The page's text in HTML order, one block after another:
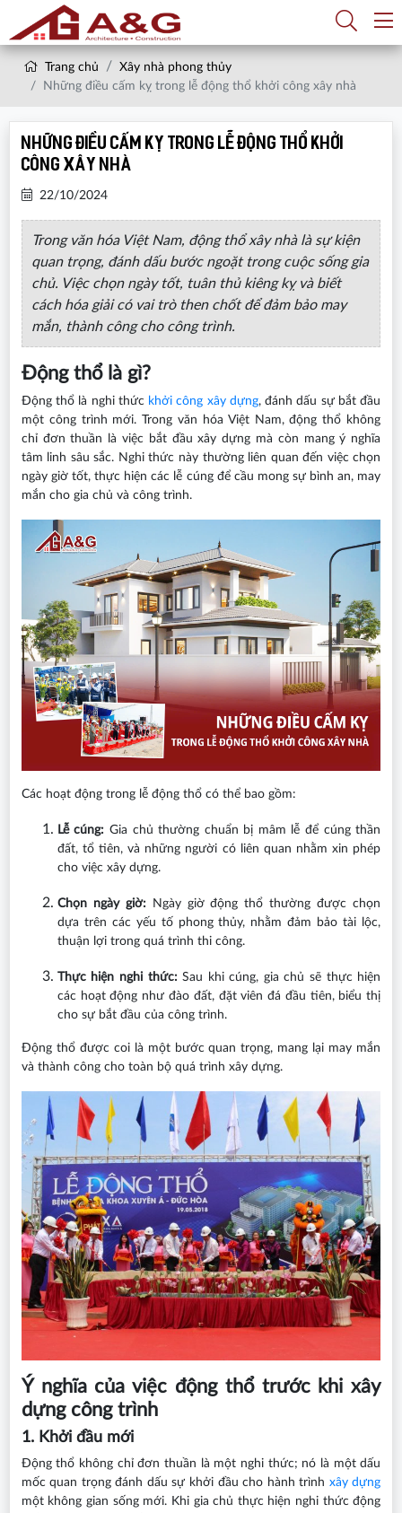
Trang chủ
Xây nhà phong thủy
Những điều cấm kỵ trong lễ động thổ khởi công xây nhà
Những điều cấm kỵ trong lễ động thổ khởi
công xây nhà
22/10/2024
Trong văn hóa Việt Nam, động thổ xây nhà là sự kiện
quan trọng, đánh dấu bước ngoặt trong cuộc sống gia
chủ. Việc chọn ngày tốt, tuân thủ kiêng kỵ và biết
cách hóa giải có vai trò then chốt để đảm bảo may
mắn, thành công cho công trình.
Động thổ là gì?
Động thổ là nghi thức khởi công xây dựng, đánh dấu sự bắt đầu
một công trình mới. Trong văn hóa Việt Nam, động thổ không
chỉ đơn thuần là việc bắt đầu xây dựng mà còn mang ý nghĩa
tâm linh sâu sắc. Nghi thức này thường liên quan đến việc chọn
ngày giờ tốt, thực hiện các lễ cúng để cầu mong sự bình an, may
mắn cho gia chủ và công trình.
Các hoạt động trong lễ động thổ có thể bao gồm:
Lễ cúng: Gia chủ thường chuẩn bị mâm lễ để cúng thần
đất, tổ tiên, và những người có liên quan nhằm xin phép
cho việc xây dựng.
Chọn ngày giờ:Ngày giờ động thổ thường được chọn
dựa trên các yếu tố phong thủy, nhằm đảm bảo tài lộc,
thuận lợi trong quá trình thi công.
Thực hiện nghi thức:Sau khi cúng, gia chủ sẽ thực hiện
các hoạt động như đào đất, đặt viên đá đầu tiên, biểu thị
cho sự bắt đầu của công trình.
Động thổ được coi là một bước quan trọng, mang lại may mắn
và thành công cho toàn bộ quá trình xây dựng.
Ý nghĩa của việc động thổ trước khi xây
dựng công trình
1. Khởi đầu mới
Động thổ không chỉ đơn thuần là một nghi thức; nó là một dấu
mốc quan trọng đánh dấu sự khởi đầu cho hành trình xây dựng
một không gian sống mới. Khi gia chủ thực hiện nghi thức động